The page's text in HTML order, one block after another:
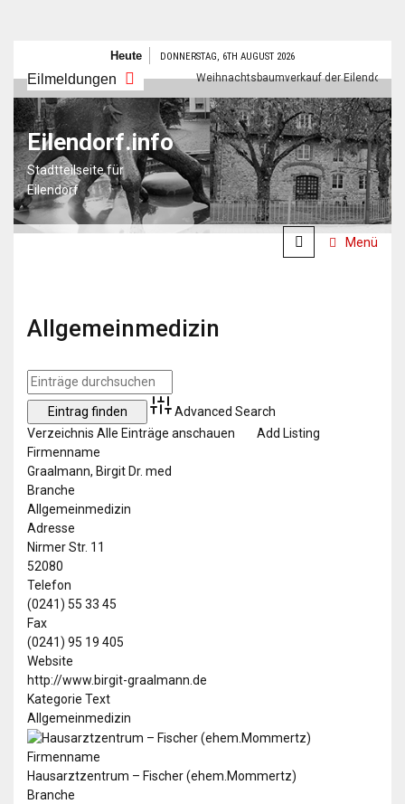
springen
Heute DONNERSTAG, 6TH AUGUST 2026
Eilmeldungen
Frohes neues Jahr Weihnachtsbaumverkauf der Eilendorfer
Eilendorf.info
Stadtteilseite für
Eilendorf
Menü
Allgemeinmedizin
Advanced Search
Verzeichnis Alle Einträge anschauen
Add Listing
Firmenname
Graalmann, Birgit Dr. med
Branche
Allgemeinmedizin
Adresse
Nirmer Str. 11
52080
Telefon
(0241) 55 33 45
Fax
(0241) 95 19 405
Website
http://www.birgit-graalmann.de
Kategorie Text
Allgemeinmedizin
Firmenname
Hausarztzentrum – Fischer (ehem.Mommertz)
Branche